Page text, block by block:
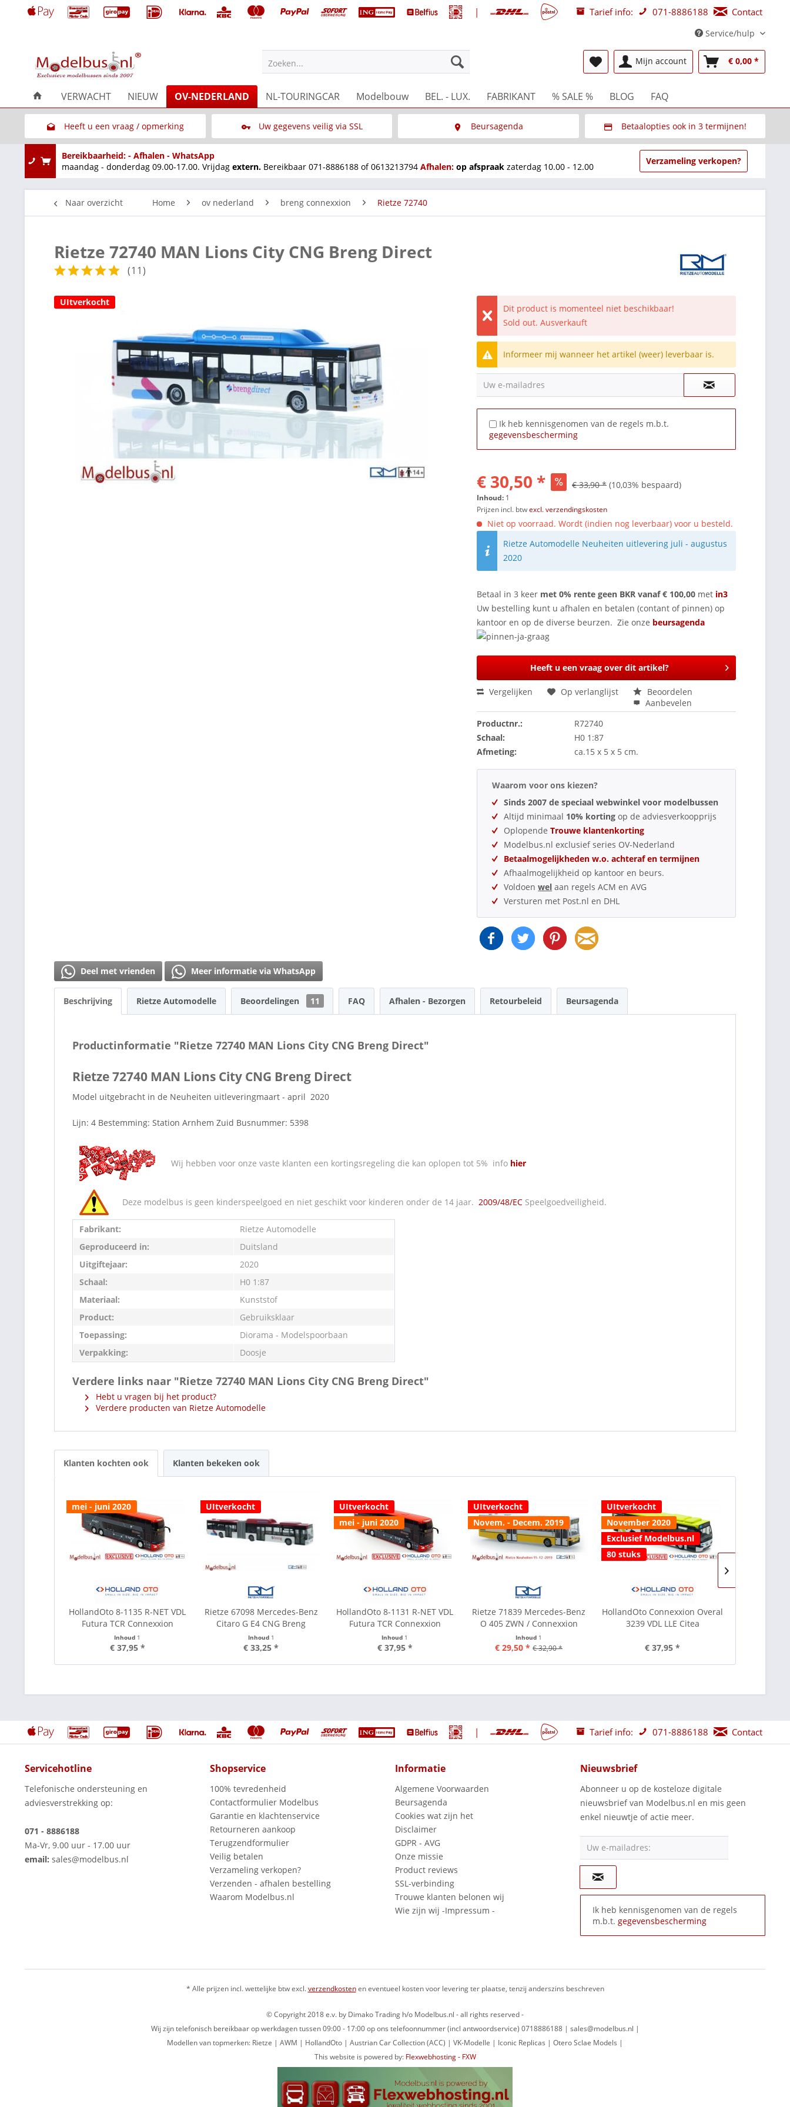
| Tarief info: 071-8886188 Contact
Service/hulp
Zoeken... Mijn account € 0,00 *
VERWACHT NIEUW OV-NEDERLAND NL-TOURINGCAR Modelbouw BEL. - LUX. FABRIKANT % SALE % BLOG FAQ
Heeft u een vraag / opmerking
Link naar het contactformulier
Uw gegevens veilig via SSL Beursagenda Betaalopties ook in 3 termijnen!
Via Multisafepay (veilig via SSL)
Bereikbaarheid: - Afhalen - WhatsApp
maandag - donderdag 09.00-17.00. Vrijdag extern. Bereikbaar 071-8886188 of 0613213794 Afhalen: op afspraak zaterdag 10.00 - 12.00
Verzameling verkopen?
Naar overzicht Home ov nederland breng connexxion Rietze 72740
Rietze 72740 MAN Lions City CNG Breng Direct
(11)
UItverkocht
Dit product is momenteel niet beschikbaar!
Sold out. Ausverkauft
Informeer mij wanneer het artikel (weer) leverbaar is.
Uw e-mailadres
Ik heb kennisgenomen van de regels m.b.t.
gegevensbescherming
€ 30,50 * € 33,90 * (10,03% bespaard)
Inhoud: 1
Prijzen incl. btwexcl. verzendingskosten
Niet op voorraad. Wordt (indien nog leverbaar) voor u besteld.
Rietze Automodelle Neuheiten uitlevering juli - augustus
2020
Betaal in 3 keer met 0% rente geen BKR vanaf € 100,00 met in3
Uw bestelling kunt u afhalen en betalen (contant of pinnen) op
kantoor en op de diverse beurzen. Zie onze beursagenda
Heeft u een vraag over dit artikel?
Vergelijken Op verlanglijst
Beoordelen
Aanbevelen
Productnr.:
R72740
Schaal:
H0 1:87
Afmeting:
ca.15 x 5 x 5 cm.
Waarom voor ons kiezen?
Sinds 2007 de speciaal webwinkel voor modelbussen
Altijd minimaal 10% kortingop de adviesverkoopprijs
OplopendeTrouwe klantenkorting
Modelbus.nl exclusief series OV-Nederland
Betaalmogelijkheden w.o. achteraf en termijnen
Afhaalmogelijkheid op kantoor en beurs.
Voldoenwel aan regels ACM en AVG
Versturen met Post.nl en DHL
Deel met vrienden Meer informatie via WhatsApp
Beschrijving Rietze Automodelle Beoordelingen 11 FAQ Afhalen - Bezorgen Retourbeleid Beursagenda
Productinformatie "Rietze 72740 MAN Lions City CNG Breng Direct"
Rietze 72740 MAN Lions City CNG Breng Direct
Model uitgebracht in de Neuheiten uitleveringmaart - april 2020
Lijn: 4 Bestemming: Station Arnhem Zuid Busnummer: 5398
Wij hebben voor onze vaste klanten een kortingsregeling die kan oplopen tot 5% info hier
Deze modelbus is geen kinderspeelgoed en niet geschikt voor kinderen onder de 14 jaar. 2009/48/EC Speelgoedveiligheid.
Fabrikant:
Rietze Automodelle
Geproduceerd in:
Duitsland
Uitgiftejaar:
2020
Schaal:
H0 1:87
Materiaal:
Kunststof
Product:
Gebruiksklaar
Toepassing:
Diorama - Modelspoorbaan
Verpakking:
Doosje
Verdere links naar "Rietze 72740 MAN Lions City CNG Breng Direct"
Hebt u vragen bij het product?
Verdere producten van Rietze Automodelle
Klanten kochten ook Klanten bekeken ook
mei - juni 2020
HollandOto 8-1135 R-NET VDL
Futura TCR Connexxion
Inhoud 1
€ 37,95 *
UItverkocht
Rietze 67098 Mercedes-Benz
Citaro G E4 CNG Breng
Inhoud 1
€ 33,25 *
UItverkocht
mei - juni 2020
HollandOto 8-1131 R-NET VDL
Futura TCR Connexxion
Inhoud 1
€ 37,95 *
UItverkocht
Novem. - Decem. 2019
Rietze 71839 Mercedes-Benz
O 405 ZWN / Connexxion
Inhoud 1
€ 29,50 * € 32,90 *
UItverkocht
November 2020
Exclusief Modelbus.nl
80 stuks
HollandOto Connexxion Overal
3239 VDL LLE Citea
€ 37,95 *
| Tarief info: 071-8886188 Contact
Servicehotline
Telefonische ondersteuning en
adviesverstrekking op:
071 - 8886188
Ma-Vr, 9.00 uur - 17.00 uur
email: sales@modelbus.nl
Shopservice
100% tevredenheid
Contactformulier Modelbus
Garantie en klachtenservice
Retourneren aankoop
Terugzendformulier
Veilig betalen
Verzameling verkopen?
Verzenden - afhalen bestelling
Waarom Modelbus.nl
Informatie
Algemene Voorwaarden
Beursagenda
Cookies wat zijn het
Disclaimer
GDPR - AVG
Onze missie
Product reviews
SSL-verbinding
Trouwe klanten belonen wij
Wie zijn wij -Impressum -
Nieuwsbrief
Abonneer u op de kosteloze digitale
nieuwsbrief van Modelbus.nl en mis geen
enkel nieuwtje of actie meer.
Uw e-mailadres:
Ik heb kennisgenomen van de regels
m.b.t. gegevensbescherming
* Alle prijzen incl. wettelijke btw excl.verzendkostenen eventueel kosten voor levering ter plaatse, tenzij anderszins beschreven
© Copyright 2018 e.v. by Dimako Trading h/o Modelbus.nl - all rights reserved -
Wij zijn telefonisch bereikbaar op werkdagen tussen 09:00 - 17:00 op ons telefoonnummer (incl antwoordservice) 0718886188 | sales@modelbus.nl |
Modellen van topmerken: Rietze | AWM | HollandOto | Austrian Car Collection (ACC) | VK-Modelle | Iconic Replicas | Otero Sclae Models |
This website is powered by: Flexwebhosting - FXW